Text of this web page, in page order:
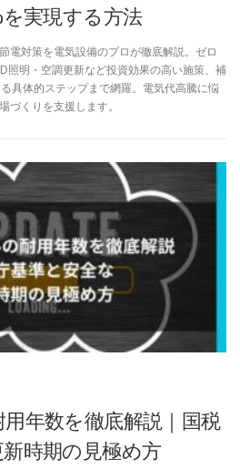
実現する方法
電対策を電気設備のプロが徹底解説。ゼロ
照明・空調更新など投資効果の高い施策、補
具体的ステップまで網羅。電気代高騰に悩
づくりを支援します。
年数を徹底解説｜国税
時期の見極め方